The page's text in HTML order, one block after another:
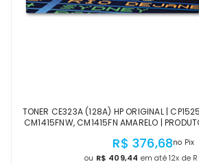
TONER CE323A (128A) HP ORIGINAL |
CM1415FNW, CM1415FN AMARELO |
R$ 376,68no Pix
ou R$ 409,44 em até 12x de